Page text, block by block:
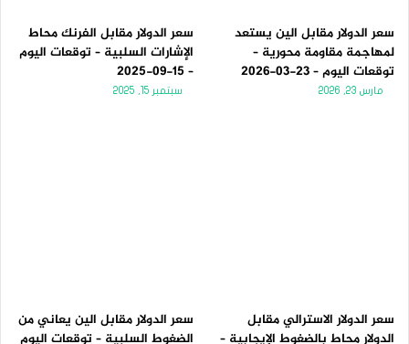
سعر الدولار مقابل الين يستعد
لمهاجمة مقاومة محورية –
توقعات اليوم – 23-03-2026
مارس 23, 2026
سعر الدولار مقابل الفرنك محاط
الإشارات السلبية – توقعات اليوم
– 15-09-2025
سبتمبر 15, 2025
سعر الدولار الاسترالي مقابل
الدولار محاط بالضغوط الإيجابية –
سعر الدولار مقابل الين يعاني من
الضغوط السلبية – توقعات اليوم